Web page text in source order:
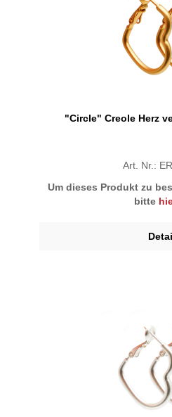
"Circle" Creole Herz
Art. Nr.:
Um dieses Produkt zu
bitte